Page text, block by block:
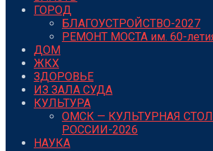
ГОРОД
БЛАГОУСТРОЙСТВО-2027
РЕМОНТ МОСТА им. 60-
ДОМ
ЖКХ
ЗДОРОВЬЕ
ИЗ ЗАЛА СУДА
КУЛЬТУРА
ОМСК — КУЛЬТУРНАЯ
РОССИИ-2026
НАУКА